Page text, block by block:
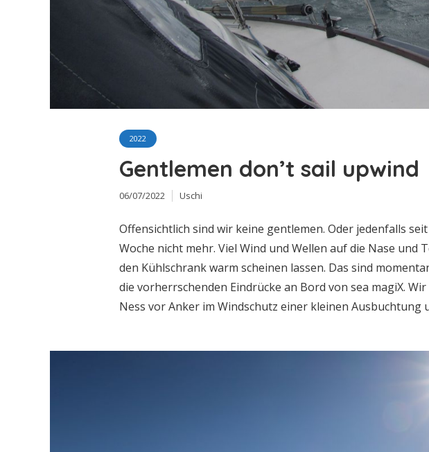
2022
Gentlemen don’t sail upwind
06/07/2022 Uschi
Offensichtlich sind wir keine gentlemen. Oder jedenfalls
Woche nicht mehr. Viel Wind und Wellen auf die Nase und
den Kühlschrank warm scheinen lassen. Das sind
die vorherrschenden Eindrücke an Bord von sea magiX.
Ness vor Anker im Windschutz einer kleinen Ausbuchtung